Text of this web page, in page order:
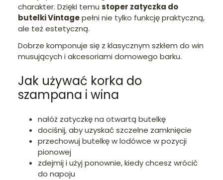
charakter. Dzięki temu stoper zatyczka do
butelki Vintagepełni nie tylko funkcję praktyczną,
ale też estetyczną.
Dobrze komponuje się z klasycznym szkłem do win
musujących i akcesoriami domowego barku.
Jak używać korka do
szampana i wina
nałóż zatyczkę na otwartą butelkę
dociśnij, aby uzyskać szczelne zamknięcie
przechowuj butelkę w lodówce w pozycji
pionowej
zdejmij i użyj ponownie, kiedy chcesz wrócić
do napoju